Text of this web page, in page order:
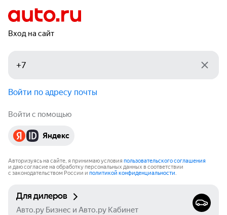
Вход на сайт
Войти по адресу почты
Войти с помощью
Яндекс
Авторизуясь на сайте, я принимаю условия пользовательского соглашения
и даю согласие на обработку персональных данных в соответствии
с законодательством России и политикой конфиденциальности.
Для дилеров
Авто.ру Бизнес и Авто.ру Кабинет